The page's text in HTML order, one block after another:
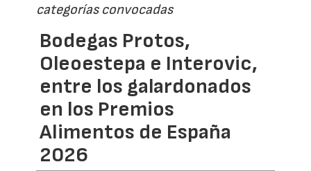
categorías convocadas
Bodegas Protos,
Oleoestepa e Interovic,
entre los galardonados
en los Premios
Alimentos de España
2026